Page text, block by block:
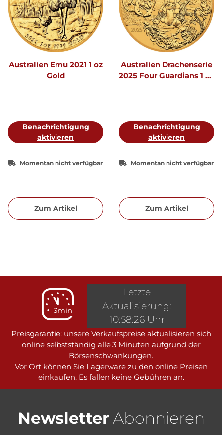
Australien Emu 2021 1 oz
Gold
Benachrichtigung
aktivieren
Momentan nicht verfügbar
Zum Artikel
Australien Drachenserie
2025 Four Guardians 1 oz
Benachrichtigung
aktivieren
Momentan nicht verfügbar
Zum Artikel
3min
Preisgarantie: unsere Verkaufspreise aktualisieren sich
online selbstständig alle 3 Minuten aufgrund der
Börsenschwankungen.
Vor Ort können Sie Lagerware zu den online Preisen
einkaufen. Es fallen keine Gebühren an.
Letzte
Aktualisierung:
10:58:26 Uhr
Newsletter Abonnieren